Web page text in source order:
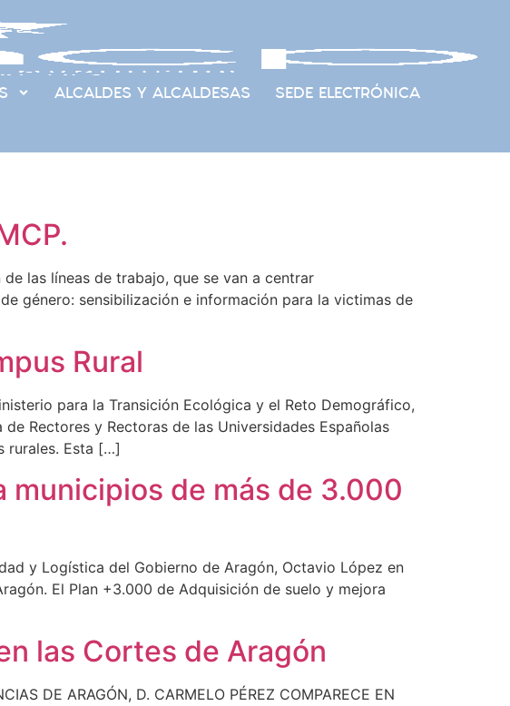
ALCALDES Y ALCALDESAS SEDE ELECTRÓNICA
las líneas de trabajo, que se van a centrar
género: sensibilización e información para la victimas de
Rural
para la Transición Ecológica y el Reto Demográfico,
Rectores y Rectoras de las Universidades Españolas
rurales. Esta […]
municipios de más de 3.000
y Logística del Gobierno de Aragón, Octavio López en
El Plan +3.000 de Adquisición de suelo y mejora
las Cortes de Aragón
DE ARAGÓN, D. CARMELO PÉREZ COMPARECE EN